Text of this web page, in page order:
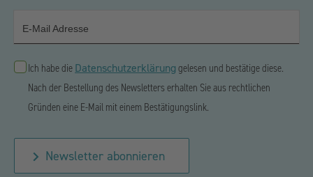
E-Mail Adresse
Ich habe die Datenschutzerklärung gelesen und bestätige diese.
Nach der Bestellung des Newsletters erhalten Sie aus rechtlichen
Gründen eine E-Mail mit einem Bestätigungslink.
Newsletter abonnieren